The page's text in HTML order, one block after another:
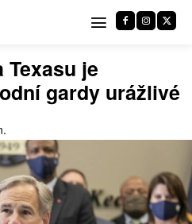
Texasu je
gardy urážlivé